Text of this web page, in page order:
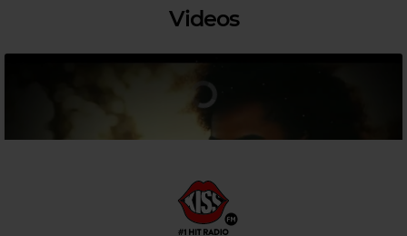
A SKY FULL OF STARS
Videos